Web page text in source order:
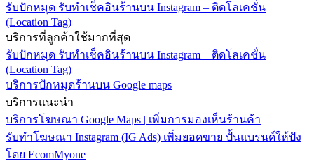
รับปักหมุด รับทำเช็คอินร้านบน Instagram – ติดโลเคชั่น
(Location Tag)
บริการที่ลูกค้าใช้มากที่สุด
รับปักหมุด รับทำเช็คอินร้านบน Instagram – ติดโลเคชั่น
(Location Tag)
บริการปักหมุดร้านบน Google maps
บริการแนะนำ
บริการโฆษณา Google Maps | เพิ่มการมองเห็นร้านค้า
รับทำโฆษณา Instagram (IG Ads) เพิ่มยอดขาย ปั้นแบรนด์ให้ปัง
โดย EcomMyone